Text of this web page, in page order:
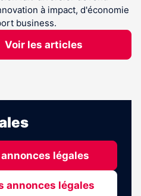
à impact, d'économie
business.
Voir les articles
légales
annonces légales